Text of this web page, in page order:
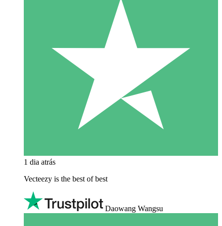
1 dia atrás
Vecteezy is the best of best
Daowang Wangsu